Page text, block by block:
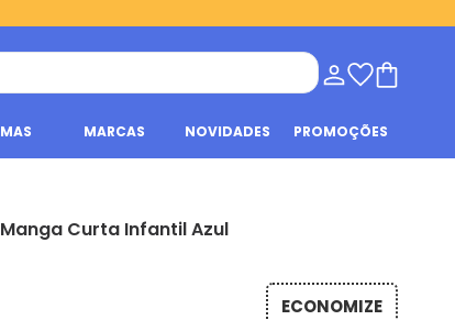
MARCAS NOVIDADES PROMOÇÕES
Curta Infantil Azul
ECONOMIZE